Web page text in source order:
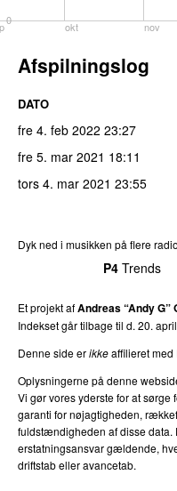
okt nov
0
Afspilningslog
DATO
fre 4. feb 2022 23:27
fre 5. mar 2021 18:11
tors 4. mar 2021 23:55
Dyk ned i musikken på flere
P4 Trends
Et projekt afAndreas “Andy G”
Indekset går tilbage til d. 20.
Denne side erikkeaffilieret med
Oplysningerne på denne
Vi gør vores yderste for at sørge
garanti for nøjagtigheden,
fuldstændigheden af disse data.
erstatningsansvar gældende,
driftstab eller avancetab.